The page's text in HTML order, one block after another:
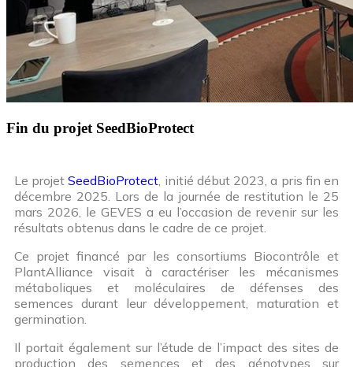
Fin du projet SeedBioProtect
Le projetSeedBioProtect , initié début 2023, a pris fin en
décembre 2025. Lors de la journée de restitution le 25
mars 2026, le GEVES a eu l’occasion de revenir sur les
résultats obtenus dans le cadre de ce projet.
Ce projet financé par les consortiums Biocontrôle et
PlantAlliance visait à caractériser les mécanismes
métaboliques et moléculaires de défenses des
semences durant leur développement, maturation et
germination.
Il portait également sur l’étude de l’impact des sites de
production des semences et des génotypes sur